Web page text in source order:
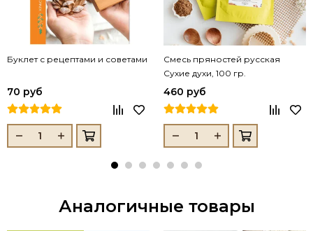
Буклет с рецептами и советами
70 руб
Смесь пряностей русская
Сухие духи, 100 гр.
460 руб
Аналогичные товары